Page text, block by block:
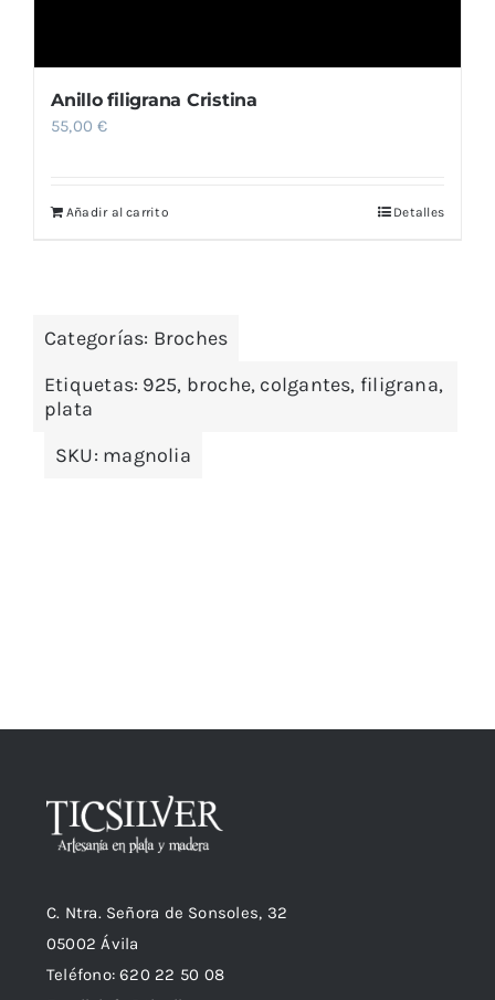
Anillo filigrana Cristina
55,00€
Añadir al carrito Detalles
Categorías: Broches
Etiquetas: 925, broche, colgantes, filigrana,
plata
SKU: magnolia
C. Ntra. Señora de Sonsoles, 32
05002 Ávila
Teléfono: 620 22 50 08